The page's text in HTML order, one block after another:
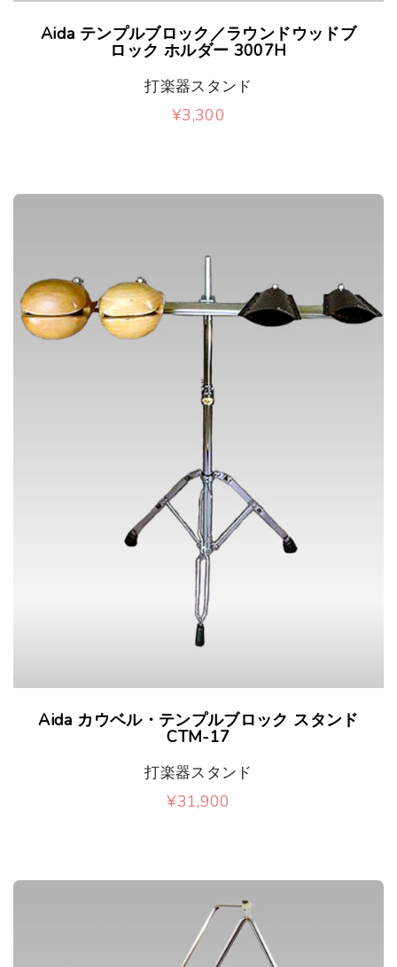
Aida テンプルブロック／ラウンドウッドブ
ロック ホルダー 3007H
打楽器スタンド
¥3,300
Aida カウベル・テンプルブロック スタンド
CTM-17
打楽器スタンド
¥31,900